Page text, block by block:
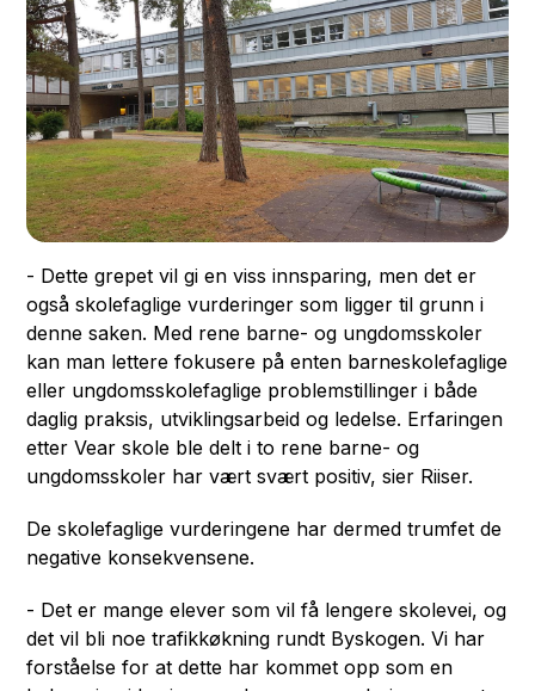
- Dette grepet vil gi en viss innsparing, men det er
også skolefaglige vurderinger som ligger til grunn i
denne saken. Med rene barne- og ungdomsskoler
kan man lettere fokusere på enten barneskolefaglige
eller ungdomsskolefaglige problemstillinger i både
daglig praksis, utviklingsarbeid og ledelse. Erfaringen
etter Vear skole ble delt i to rene barne- og
ungdomsskoler har vært svært positiv, sier Riiser.
De skolefaglige vurderingene har dermed trumfet de
negative konsekvensene.
- Det er mange elever som vil få lengere skolevei, og
det vil bli noe trafikkøkning rundt Byskogen. Vi har
forståelse for at dette har kommet opp som en